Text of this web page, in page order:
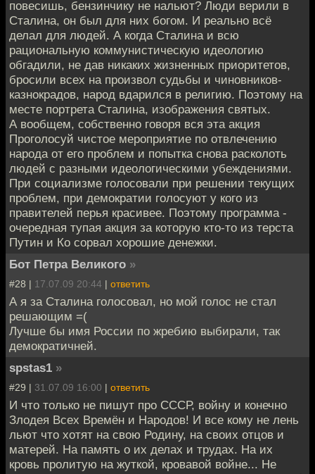
повесишь, бензинчику не нальют? Люди верили в
Сталина, он был для них богом. И реально всё
делал для людей. А когда Сталина и всю
рациональную коммунистическую идеологию
обгадили, не дав никаких жизненных приоритетов,
бросили всех на произвол судьбы и чиновников-
казнокрадов, народ вдарился в религию. Поэтому на
месте портрета Сталина, изображения святых.
А вообщем, собственно говоря вся эта акция
Проголосуй чистое мероприятие по отвлечению
народа от его проблем и попытка снова расколоть
людей с разными идеологическими убеждениями.
При социализме голосовали при решении текущих
проблем, при демократии голосуют у кого из
правителей перья красивее. Поэтому программа -
очередная тупая акция за которую кто-то из терста
Путин и Ко сорвал хорошие денежки.
Бот Петра Великого »
#28 | 17.07.09 20:44 | ответить
А я за Сталина голосовал, но мой голос не стал
решающим =(
Лучше бы имя России по жребию выбирали, так
демократичней.
spstas1 »
#29 | 31.07.09 16:00 | ответить
И что только не пишут про СССР, войну и конечно
Злодея Всех Времён и Народов! И все кому не лень
льют что хотят на свою Родину, на своих отцов и
матерей. На память о их делах и трудах. На их
кровь пролитую на жуткой, кровавой войне... Не